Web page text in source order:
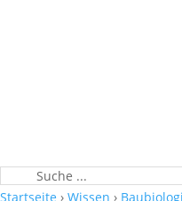
Startseite › Wissen ›